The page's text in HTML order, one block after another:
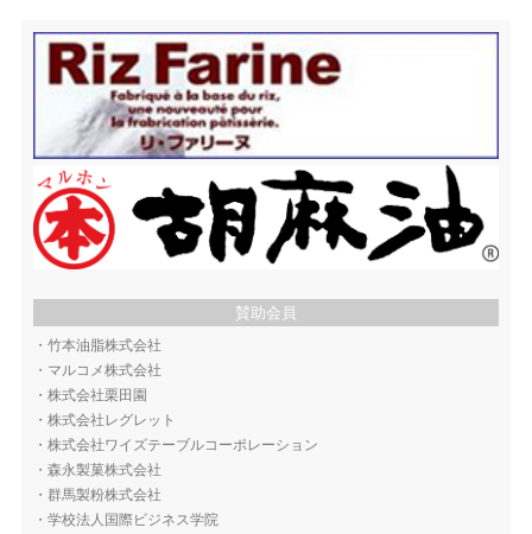
賛助会員
・ 竹本油脂株式会社
・ マルコメ株式会社
・ 株式会社栗田園
・ 株式会社レグレット
・ 株式会社ワイズテーブルコーポレーション
・ 森永製菓株式会社
・ 群馬製粉株式会社
・ 学校法人国際ビジネス学院